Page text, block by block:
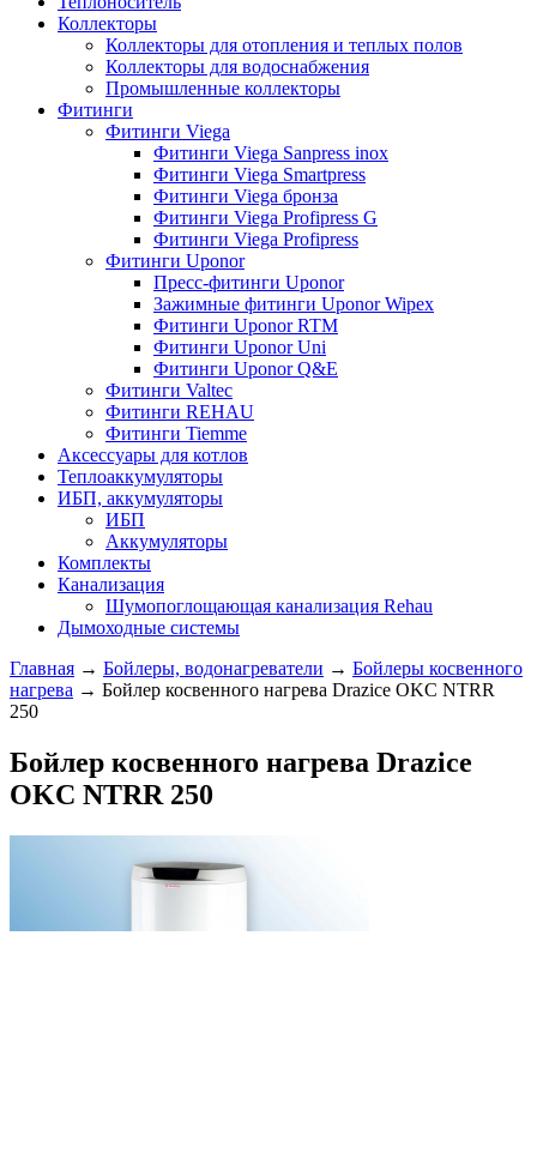
Коллекторы
Коллекторы для отопления и теплых полов
Коллекторы для водоснабжения
Промышленные коллекторы
Фитинги
Фитинги Viega
Фитинги Viega Sanpress inox
Фитинги Viega Smartpress
Фитинги Viega бронза
Фитинги Viega Profipress G
Фитинги Viega Profipress
Фитинги Uponor
Пресс-фитинги Uponor
Зажимные фитинги Uponor Wipex
Фитинги Uponor RTM
Фитинги Uponor Uni
Фитинги Uponor Q&E
Фитинги Valtec
Фитинги REHAU
Фитинги Tiemme
Аксессуары для котлов
Теплоаккумуляторы
ИБП, аккумуляторы
ИБП
Аккумуляторы
Комплекты
Канализация
Шумопоглощающая канализация Rehau
Дымоходные системы
Главная → Бойлеры, водонагреватели → Бойлеры косвенного
нагрева → Бойлер косвенного нагрева Drazice OKC NTRR
250
Бойлер косвенного нагрева Drazice
OKC NTRR 250